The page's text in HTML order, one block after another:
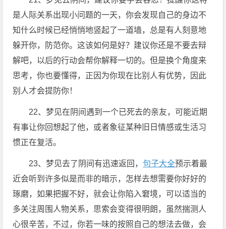
是人际关系出现小问题的一天，你会发现自己的身边不
知什么时候已经悄悄地竖起了一道墙，总是有人刻意地
躲开你，防范你。这该如何是好？建议你还是不要去辩
解吧，以后的行动会帮你解释一切的。但是换个角度来
思考，你也要懂得，正因为你现在比别人有优势，因此
别人才会提防你！
22、梦见在阴间遇到一个已死去的亲友，可能近期
有事让你回想起了他，或者象征某种旧日情感或生活习
惯正在复活。
23、梦见去了阴间有迅速返回， 句子大全预示着最
近会听到许多似是而非的暗示，怎样去想需要你好好的
琢磨，如果把握不好，就会让你陷入窘境，可以适当的
多关注周围人物关系，思索会变得很明朗，虽然揣测人
心很辛苦，不过，你若一味的按照自己的想法去做，会